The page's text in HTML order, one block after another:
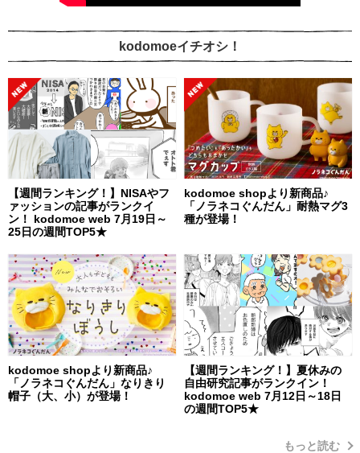
kodomoeイチオシ！
【週間ランキング！】NISAやフ
ァッションの記事がランクイ
ン！ kodomoe web 7月19日～
25日の週間TOP5★
kodomoe shopより新商品♪
「ノラネコぐんだん」耐熱マグ3
種が登場！
kodomoe shopより新商品♪
「ノラネコぐんだん」なりきり
帽子（大、小）が登場！
【週間ランキング！】夏休みの
自由研究記事がランクイン！
kodomoe web 7月12日～18日
の週間TOP5★
もっと読む